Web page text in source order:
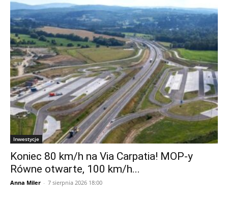
Inwestycje
Koniec 80 km/h na Via Carpatia! MOP-y
Równe otwarte, 100 km/h...
Anna Miler - 7 sierpnia 2026 18:00